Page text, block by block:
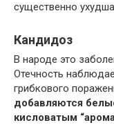
существенно
Кандидоз
В народе это
Отечность
грибкового
добавляются
кисловатым